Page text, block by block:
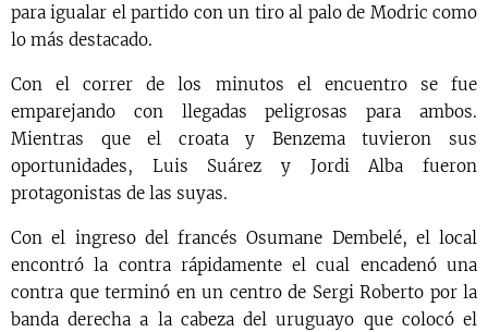
para igualar el partido con un tiro al palo de Modric como
lo más destacado.
Con el correr de los minutos el encuentro se fue
emparejando con llegadas peligrosas para ambos.
Mientras que el croata y Benzema tuvieron sus
oportunidades, Luis Suárez y Jordi Alba fueron
protagonistas de las suyas.
Con el ingreso del francés Osumane Dembelé, el local
encontró la contra rápidamente el cual encadenó una
contra que terminó en un centro de Sergi Roberto por la
banda derecha a la cabeza del uruguayo que colocó el